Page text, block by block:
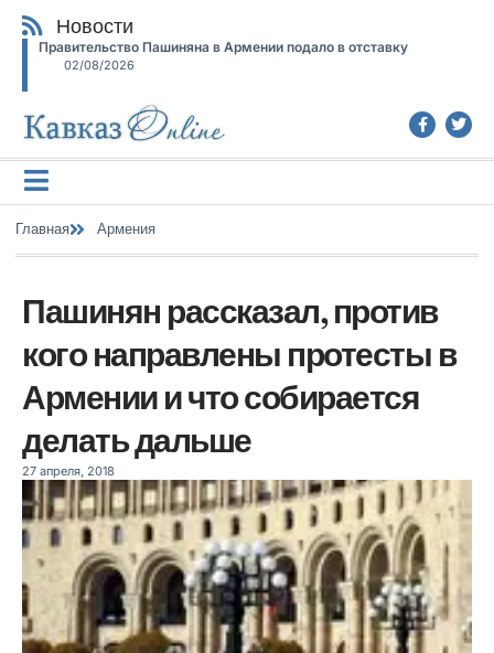
Новости
Правительство Пашиняна в Армении подало в отставку
02/08/2026
Главная Армения
Пашинян рассказал, против
кого направлены протесты в
Армении и что собирается
делать дальше
27 апреля, 2018